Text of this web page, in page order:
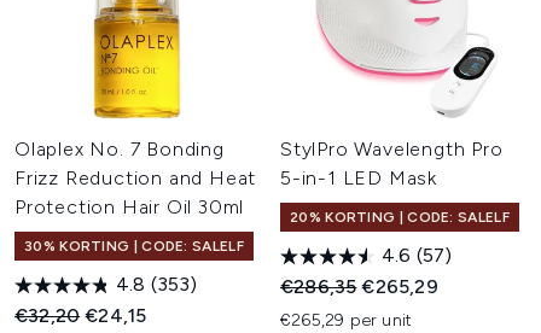
Olaplex No. 7 Bonding
Frizz Reduction and Heat
Protection Hair Oil 30ml
30% KORTING | CODE: SALELF
4.8 (353)
Recommended Retail Price:
€32,20Huidige prijs:
€24,15
StylPro Wavelength Pro
5-in-1 LED Mask
20% KORTING | CODE: SALELF
4.6 (57)
Recommended Retail Price:
€286,35Huidige prijs:
€265,29
€265,29 per unit